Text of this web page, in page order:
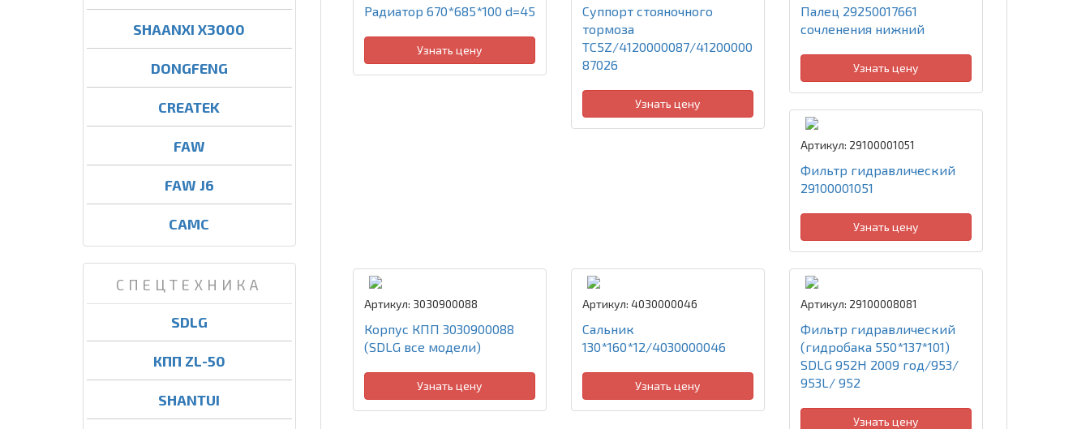
SHAANXI X3000
DONGFENG
CREATEK
FAW
FAW J6
CAMC
СПЕЦТЕХНИКА
SDLG
КПП ZL-50
SHANTUI
Радиатор 670*685*100 d=45
Узнать цену
Суппорт стояночного
тормоза
TC5Z/4120000087/41200000
87026
Узнать цену
Палец 29250017661
сочленения нижний
Узнать цену
Артикул: 29100001051
Фильтр гидравлический
29100001051
Узнать цену
Артикул: 3030900088
Корпус КПП 3030900088
(SDLG все модели)
Узнать цену
Артикул: 4030000046
Сальник
130*160*12/4030000046
Узнать цену
Артикул: 29100008081
Фильтр гидравлический
(гидробака 550*137*101)
SDLG 952H 2009 год/953/
953L/ 952
Узнать цену